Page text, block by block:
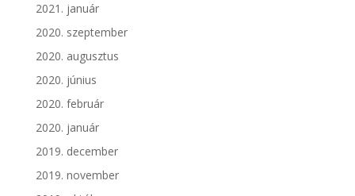
2021. január
2020. szeptember
2020. augusztus
2020. június
2020. február
2020. január
2019. december
2019. november